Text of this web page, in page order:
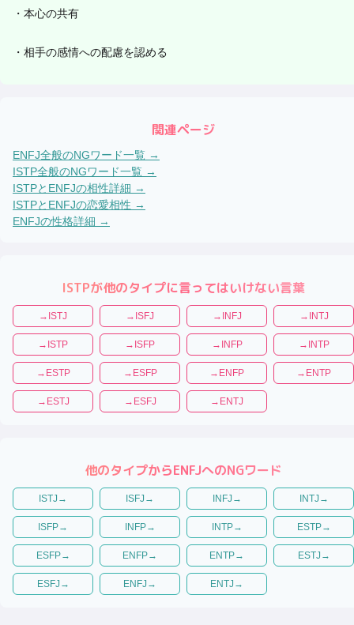
・ 本心の共有
・ 相手の感情への配慮を認める
関連ページ
ENFJ全般のNGワード一覧 →
ISTP全般のNGワード一覧 →
ISTPと ENFJの相性詳細 →
ISTPと ENFJの恋愛相性 →
ENFJの性格詳細 →
ISTPが他のタイプに言ってはいけない言葉
→ ISTJ → ISFJ → INFJ → INTJ
→ ISTP → ISFP → INFP → INTP
→ ESTP → ESFP → ENFP → ENTP
→ ESTJ → ESFJ → ENTJ
他のタイプからENFJへのNGワード
ISTJ → ISFJ → INFJ → INTJ →
ISFP→ INFP→ INTP→ ESTP→
ESFP→ ENFP→ ENTP→ ESTJ →
ESFJ → ENFJ → ENTJ →